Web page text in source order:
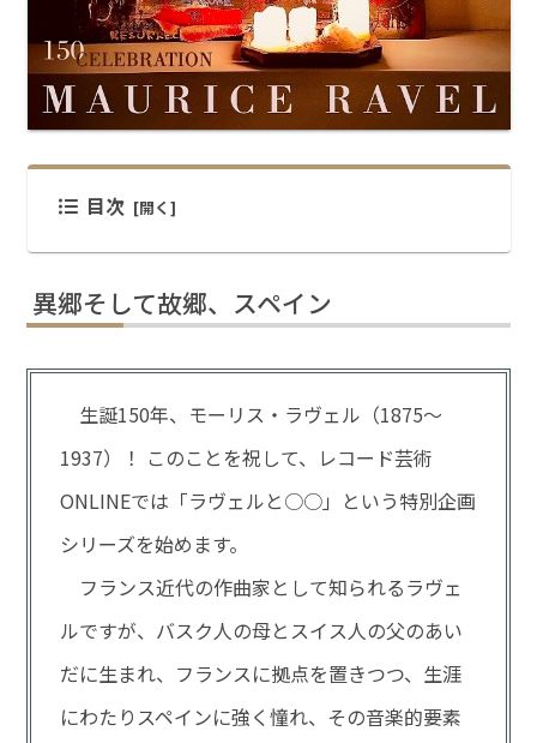
目次
異郷そして故郷、スペイン
生誕150年、モーリス・ラヴェル（1875～
1937）！ このことを祝して、レコード芸術
ONLINEでは「ラヴェルと○○」という特別企画
シリーズを始めます。
フランス近代の作曲家として知られるラヴェ
ルですが、バスク人の母とスイス人の父のあい
だに生まれ、フランスに拠点を置きつつ、生涯
にわたりスペインに強く憧れ、その音楽的要素